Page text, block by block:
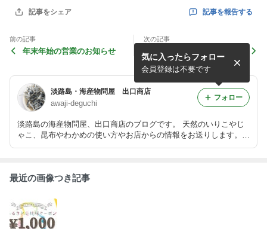
記事をシェア 記事を報告する
前の記事
年末年始の営業のお知らせ
次の記事
お盆の営業につきまして
淡路島・海産物問屋 出口商店
awaji-deguchi
淡路島の海産物問屋、出口商店のブログです。 天然のいりこやじ
ゃこ、昆布やわかめの使い方やお店からの情報をお送りします。
身体に優しくおいしい商品をお届けします。
気に入ったらフォロー
会員登録は不要です
フォロー
最近の画像つき記事